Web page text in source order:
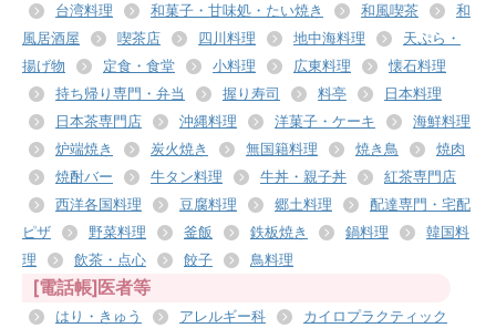
台湾料理
和菓子・甘味処・たい焼き 和風喫茶
和
風居酒屋
喫茶店 四川料理 地中海料理
天ぷら・
揚げ物
定食・食堂 小料理 広東料理
懐石料理
持ち帰り専門・弁当
握り寿司 料亭
日本料理
日本茶専門店
沖縄料理 洋菓子・ケーキ
海鮮料理
炉端焼き
炭火焼き 無国籍料理 焼き鳥
焼肉
焼酎バー
牛タン料理 牛丼・親子丼
紅茶専門店
西洋各国料理
豆腐料理 郷土料理
配達専門・宅配
ピザ
野菜料理 釜飯 鉄板焼き 鍋料理
韓国料
理
飲茶・点心 餃子 鳥料理
[電話帳]医者等
はり・きゅう アレルギー科
カイロプラクティック